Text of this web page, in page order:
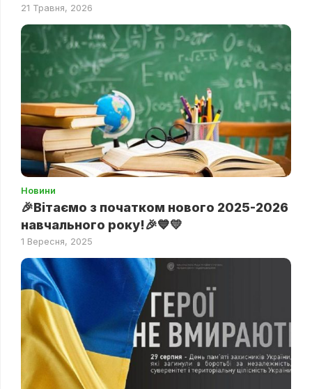
21 Травня, 2026
Новини
🎉Вітаємо з початком нового 2025-2026
навчального року!🎉💙💛
1 Вересня, 2025